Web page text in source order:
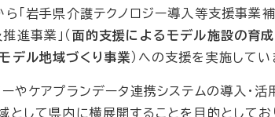
「岩手県介護テクノロジー導入等支援事業補
進事業」（ 面的支援によるモデル施設の育成
デル地域づくり事業 ）への支援を実施してい
やケアプランデータ連携システムの導入・
として県内に横展開することを目的としてお